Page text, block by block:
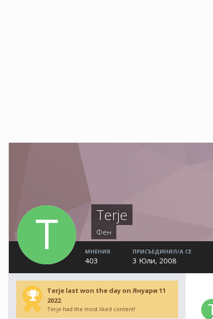
Terje
Фен
МНЕНИЯ
403
ПРИСЪЕДИНИЛ/А СЕ
3 Юли, 2008
Terje last won the day on Януари 11
2022
Terje had the most liked content!